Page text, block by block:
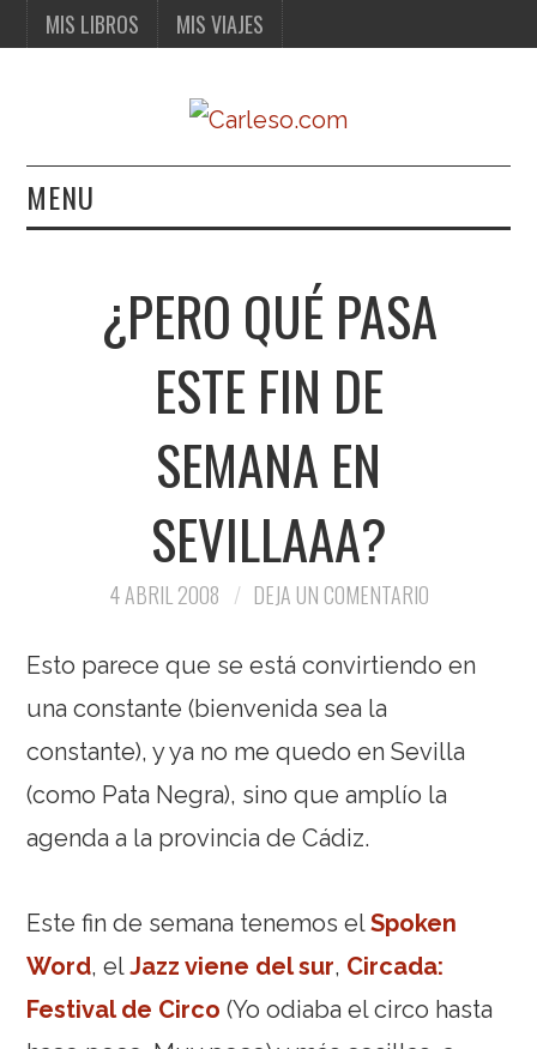
MIS LIBROS MIS VIAJES
MENU
MIS VIAJES
¿PERO QUÉ PASA
ESTE FIN DE
SEMANA EN
SEVILLAAA?
4 ABRIL 2008 DEJA UN COMENTARIO
Esto parece que se está convirtiendo en
una constante (bienvenida sea la
constante), y ya no me quedo en Sevilla
(como Pata Negra), sino que amplío la
agenda a la provincia de Cádiz.
Este fin de semana tenemos elSpoken
Word, elJazz viene del sur, Circada:
Festival de Circo (Yo odiaba el circo hasta